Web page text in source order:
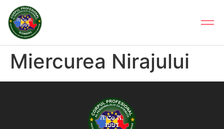
Miercurea Nirajului